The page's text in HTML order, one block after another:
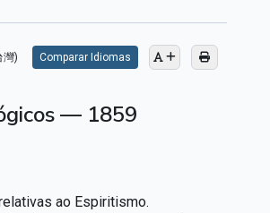
灣) Comparar Idiomas
— 1859
ao Espiritismo.